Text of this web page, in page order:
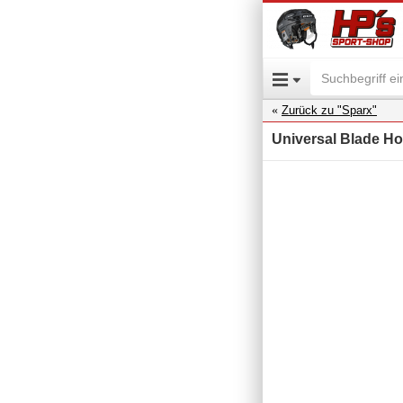
Zurück zu "Sparx"
Universal Blade